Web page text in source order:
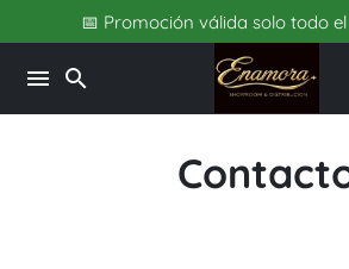
directamente
contenido
📅 Promoción válida solo todo
menu search